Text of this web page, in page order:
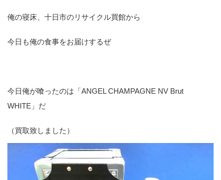
俺の寝床、十日市のリサイクル買館から
今日も俺の食事をお届けするぜ
今日俺が喰ったのは「ANGEL CHAMPAGNE NV Brut
WHITE」だ
（買取致しました）